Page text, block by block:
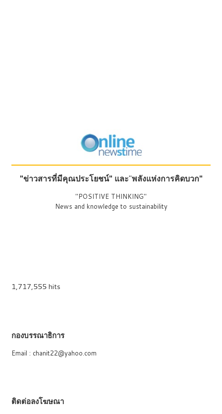
"ข่าวสารที่มีคุณประโยชน์" และ"พลังแห่งการคิดบวก"
"POSITIVE THINKING"
News and knowledge to sustainability
1,717,555 hits
กองบรรณาธิการ
Email : chanit22@yahoo.com
ติดต่อลงโฆษณา